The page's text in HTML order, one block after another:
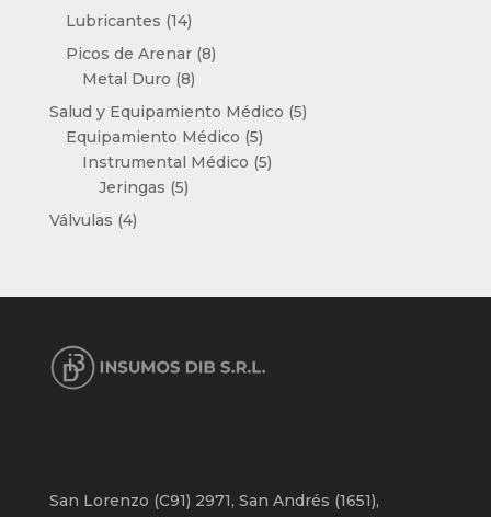
productos
Lubricantes 1414
productos
Picos de Arenar 88
Metal Duro 88
productos
Salud y Equipamiento Médico 55
Equipamiento Médico 55
productos
Instrumental Médico 55
Jeringas 55
Válvulas 44
San Lorenzo (C91) 2971, San Andrés (1651),